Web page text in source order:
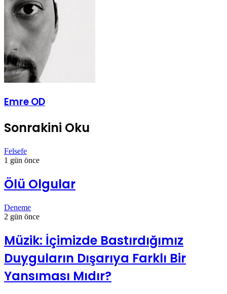
paylaş
Emre OD
Sonrakini Oku
Felsefe
1 gün önce
Ölü Olgular
Deneme
2 gün önce
Müzik: İçimizde Bastırdığımız
Duyguların Dışarıya Farklı Bir
Yansıması Mıdır?